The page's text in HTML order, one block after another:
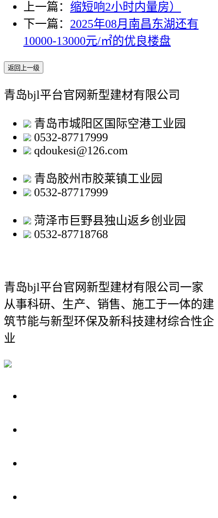
上一篇： 缩短响2小时内量房）
下一篇： 2025年08月南昌东湖还有
10000-13000元/㎡的优良楼盘
返回上一级
青岛bjl平台官网新型建材有限公司
青岛市城阳区国际空港工业园
0532-87717999
qdoukesi@126.com
青岛胶州市胶莱镇工业园
0532-87717999
菏泽市巨野县独山返乡创业园
0532-87718768
青岛bjl平台官网新型建材有限公司一家
从事科研、生产、销售、施工于一体的建
筑节能与新型环保及新科技建材综合性企
业